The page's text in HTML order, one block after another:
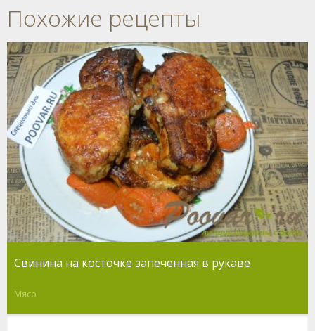
Похожие рецепты
Свинина на косточке запеченная в рукаве
Мясо